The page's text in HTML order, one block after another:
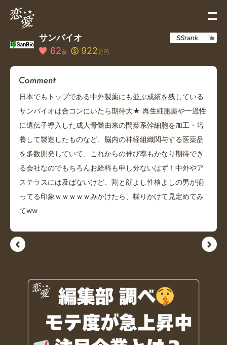
サンバイオ
62点 922万円
SSrank
日本でもトップである中外製薬にも並ぶ成績を残している
サンバイオは合コンにいたら期待大★ 再生細胞薬や一過性
に遺伝子導入した成人骨髄由来の間葉系幹細胞を加工・培
養して製造したものなど、脳内の神経組織関与する医薬品
を多数開発していて、これからの伸び率もかなり期待でき
る会社なのでもちろんお給料も申し分ないはず！中外やア
ステラスには及ばないけど、割と顔よし性格よしの男が揃
ってる印象ｗｗｗｗｗみかけたら、喋りかけて見定めてみ
てww